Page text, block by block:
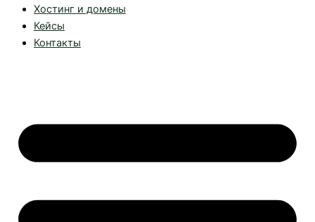
Хостинг и домены
Кейсы
Контакты